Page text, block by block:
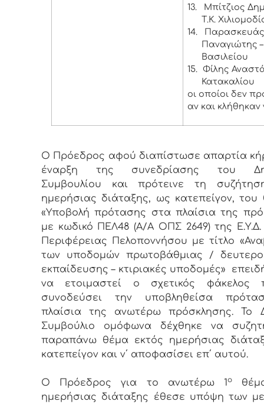
13.
Μπίτζιος
Τ.Κ.
14.
Παρασκευάς
Παναγιώτης –
Βασιλείου
15. Φίλης
Κατακαλίου
οι οποίοι δεν
αν και κλήθηκαν
Ο Πρόεδρος αφού διαπίστωσε απαρτία
έναρξη της συνεδρίασης του
Συμβουλίου και πρότεινε τη
ημερήσιας διάταξης, ως κατεπείγον, του
«Υποβολή πρότασης στα πλαίσια της
με κωδικό ΠΕΛ48 (Α/Α ΟΠΣ 2649) της
Περιφέρειας Πελοποννήσου με τίτλο
των υποδομών πρωτοβάθμιας /
εκπαίδευσης – κτιριακές υποδομές»
να ετοιμαστεί ο σχετικός
συνοδεύσει την υποβληθείσα
πλαίσια της ανωτέρω πρόσκλησης. Το
Συμβούλιο ομόφωνα δέχθηκε να
παραπάνω θέμα εκτός ημερήσιας
κατεπείγον και ν΄ αποφασίσει επ΄ αυτού.
Ο Πρόεδρος για το ανωτέρω 1ο
ημερήσιας διάταξης έθεσε υπόψη των